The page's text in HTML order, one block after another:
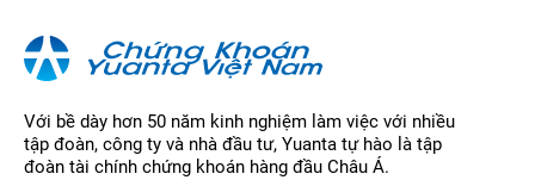
Với bề dày hơn 50 năm kinh nghiệm làm việc với nhiều
tập đoàn, công ty và nhà đầu tư, Yuanta tự hào là tập
đoàn tài chính chứng khoán hàng đầu Châu Á.